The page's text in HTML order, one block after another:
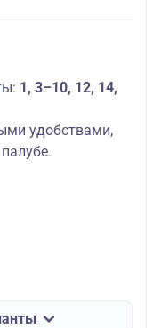
1, 3–10, 12, 14,
удобствами,